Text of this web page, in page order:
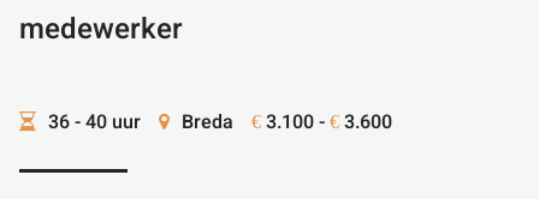
medewerker
36 - 40 uur Breda € 3.100 - € 3.600